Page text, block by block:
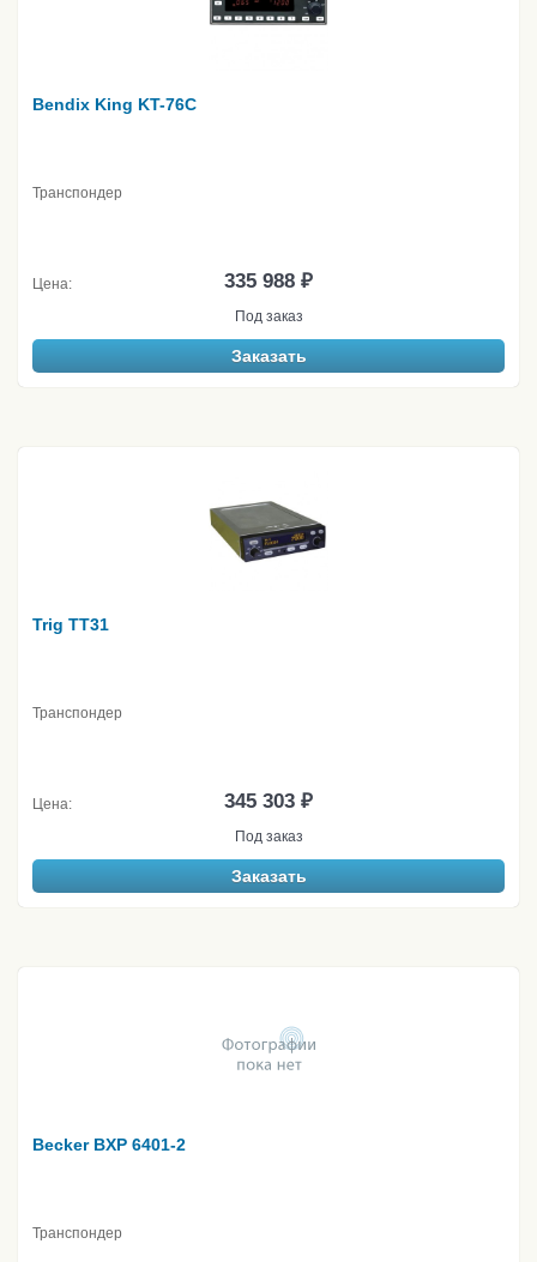
Bendix King KT-76C
Транспондер
Цена: 335 988 ₽
Под заказ
Заказать
Trig TT31
Транспондер
Цена: 345 303 ₽
Под заказ
Заказать
Becker BXP 6401-2
Транспондер